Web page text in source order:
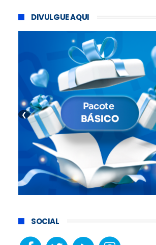
DIVULGUE AQUI
❮
SOCIAL